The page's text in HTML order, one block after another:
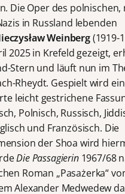
Die Oper des polnischen,
in Russland lebenden
Weinberg(1919-
2025 in Krefeld gezeigt,
Stern und läuft nun im
Rheydt. Gespielt wird
leicht gestrichene
Polnisch, Russisch,
und Französisch. Die
der Shoa wird
Die Passagierin1967/68
Roman „Pasażerka“
Alexander Medwedew